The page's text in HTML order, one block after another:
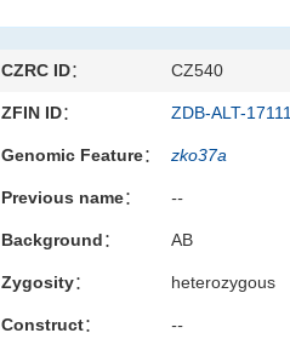
CZRC ID： CZ540
ZFIN ID： ZDB-ALT-
Genomic Feature： zko37a
Previous name： --
Background： AB
Zygosity： heterozygous
Construct： --